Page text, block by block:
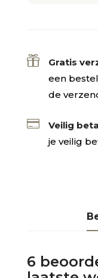
 Gratis
een
de
 Veilig
je veilig
6